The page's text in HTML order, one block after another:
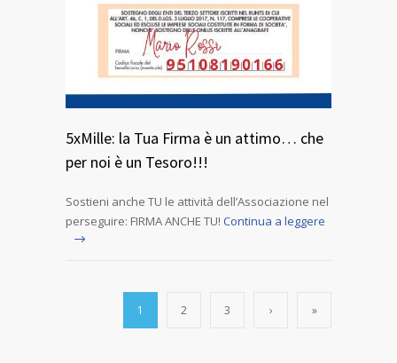
5xMille: la Tua Firma è un attimo… che
per noi è un Tesoro!!!
Sostieni anche TU le attività dell’Associazione nel
perseguire: FIRMA ANCHE TU! Continua a leggere
1 2 3 › »